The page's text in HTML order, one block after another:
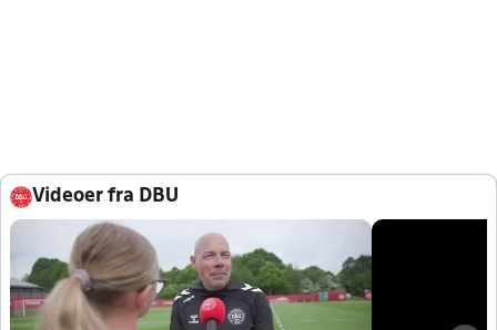
Videoer fra DBU